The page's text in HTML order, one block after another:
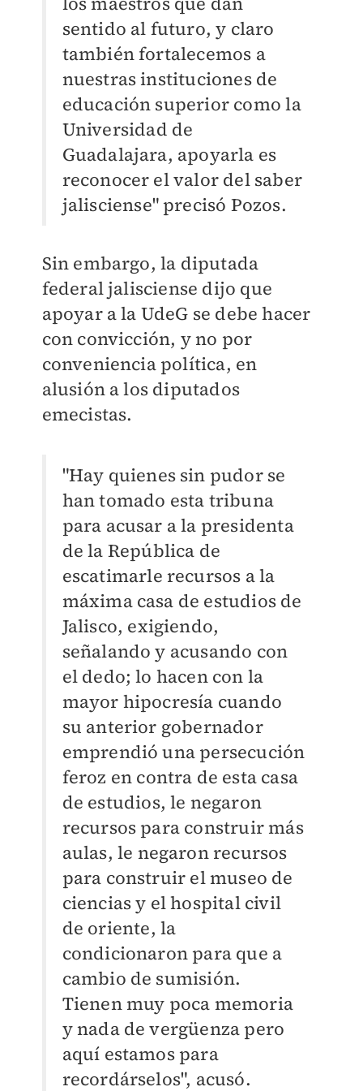
sentido al futuro, y claro
también fortalecemos a
nuestras instituciones de
educación superior como la
Universidad de
Guadalajara, apoyarla es
reconocer el valor del saber
jalisciense" precisó Pozos.
Sin embargo, la diputada
federal jalisciense dijo que
apoyar a la UdeG se debe hacer
con convicción, y no por
conveniencia política, en
alusión a los diputados
emecistas.
"Hay quienes sin pudor se
han tomado esta tribuna
para acusar a la presidenta
de la República de
escatimarle recursos a la
máxima casa de estudios de
Jalisco, exigiendo,
señalando y acusando con
el dedo; lo hacen con la
mayor hipocresía cuando
su anterior gobernador
emprendió una persecución
feroz en contra de esta casa
de estudios, le negaron
recursos para construir más
aulas, le negaron recursos
para construir el museo de
ciencias y el hospital civil
de oriente, la
condicionaron para que a
cambio de sumisión.
Tienen muy poca memoria
y nada de vergüenza pero
aquí estamos para
recordárselos", acusó.